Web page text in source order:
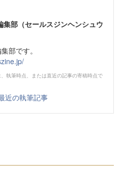
部（セールスジンヘンシュウ
部です。
執筆時点、または直近の記事の寄稿時点で
近の執筆記事